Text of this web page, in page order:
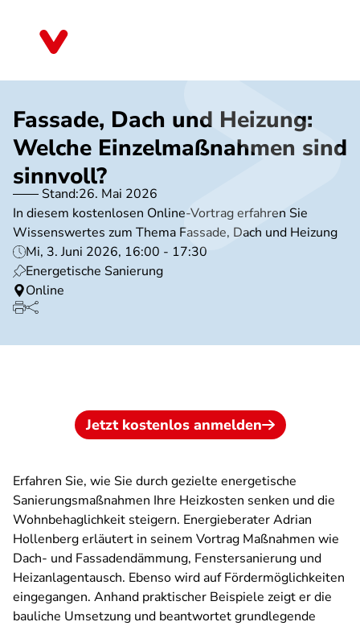
Fassade, Dach und Heizung:
Welche Einzelmaßnahmen sind
sinnvoll?
Stand:26. Mai 2026
In diesem kostenlosen Online-Vortrag erfahren Sie
Wissenswertes zum Thema Fassade, Dach und Heizung
Mi, 3. Juni 2026, 16:00 - 17:30
Energetische Sanierung
Online
Jetzt kostenlos anmelden
Erfahren Sie, wie Sie durch gezielte energetische
Sanierungsmaßnahmen Ihre Heizkosten senken und die
Wohnbehaglichkeit steigern. Energieberater Adrian
Hollenberg erläutert in seinem Vortrag Maßnahmen wie
Dach- und Fassadendämmung, Fenstersanierung und
Heizanlagentausch. Ebenso wird auf Fördermöglichkeiten
eingegangen. Anhand praktischer Beispiele zeigt er die
bauliche Umsetzung und beantwortet grundlegende